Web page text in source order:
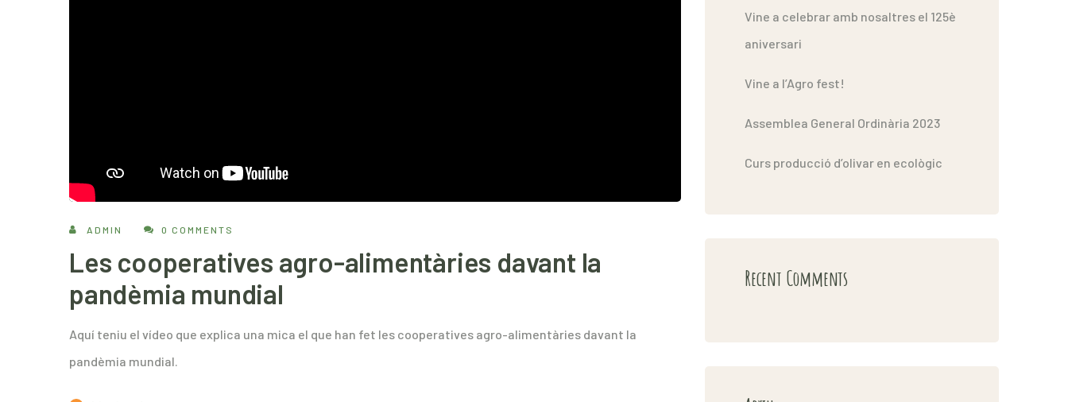
ADMIN 0 COMMENTS
Les cooperatives agro-alimentàries davant la
pandèmia mundial
Aquí teniu el vídeo que explica una mica el que han fet les cooperatives agro-alimentàries davant la
pandèmia mundial.
Vine a celebrar amb nosaltres el 125è
aniversari
Vine a l’Agro fest!
Assemblea General Ordinària 2023
Curs producció d’olivar en ecològic
Recent Comments